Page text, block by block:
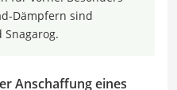
Dämpfern sind
Snagarog.
Anschaffung eines